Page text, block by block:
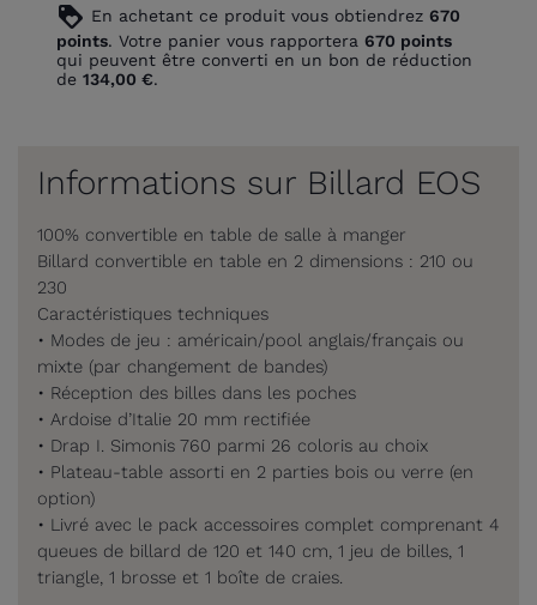
loyalty En achetant ce produit vous obtiendrez 670
points. Votre panier vous rapportera 670 points
qui peuvent être converti en un bon de réduction
de 134,00 €.
Informations sur Billard EOS
100% convertible en table de salle à manger
Billard convertible en table en 2 dimensions : 210 ou
230
Caractéristiques techniques
• Modes de jeu : américain/pool anglais/français ou
mixte (par changement de bandes)
• Réception des billes dans les poches
• Ardoise d’Italie 20 mm rectifiée
• Drap I. Simonis 760 parmi 26 coloris au choix
• Plateau-table assorti en 2 parties bois ou verre (en
option)
• Livré avec le pack accessoires complet comprenant 4
queues de billard de 120 et 140 cm, 1 jeu de billes, 1
triangle, 1 brosse et 1 boîte de craies.